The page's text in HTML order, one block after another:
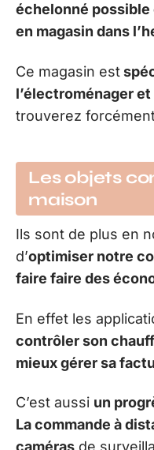
échelonné
en magasin dans
Ce magasin est
l’électroménager
trouverez
Les objets
maison
Ils sont de plus en
d’optimiser notre
faire faire des
En effet les
contrôler son
mieux gérer sa
C’est aussi un
La commande à